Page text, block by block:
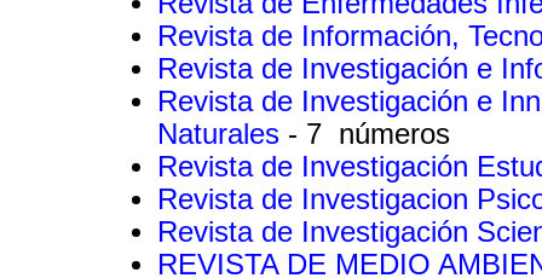
Revista de Información,
Revista de Investigación e
Revista de Investigación e
Naturales - 7 números
Revista de Investigación
Revista de Investigacion
Revista de Investigación
REVISTA DE MEDIO